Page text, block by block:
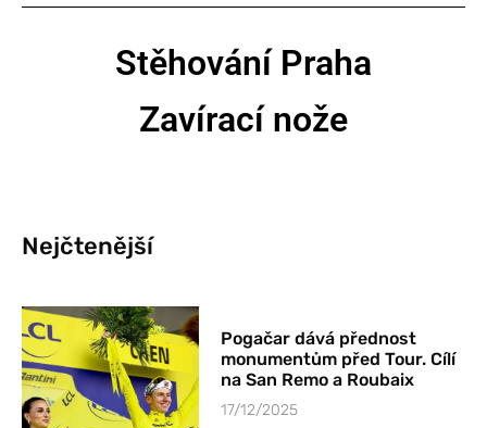
Stěhování Praha
Zavírací nože
Nejčtenější
Pogačar dává přednost
monumentům před Tour. Cílí
na San Remo a Roubaix
17/12/2025